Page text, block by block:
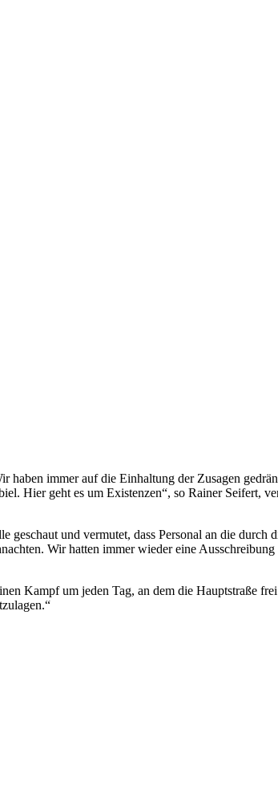
immer auf die Einhaltung der Zusagen
Hier geht es um Existenzen“, so Rainer Seifert,
geschaut und vermutet, dass Personal an die durch
Wir hatten immer wieder eine
Kampf um jeden Tag, an dem die Hauptstraße